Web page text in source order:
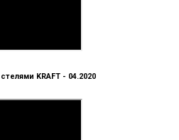
KRAFT - 04.2020